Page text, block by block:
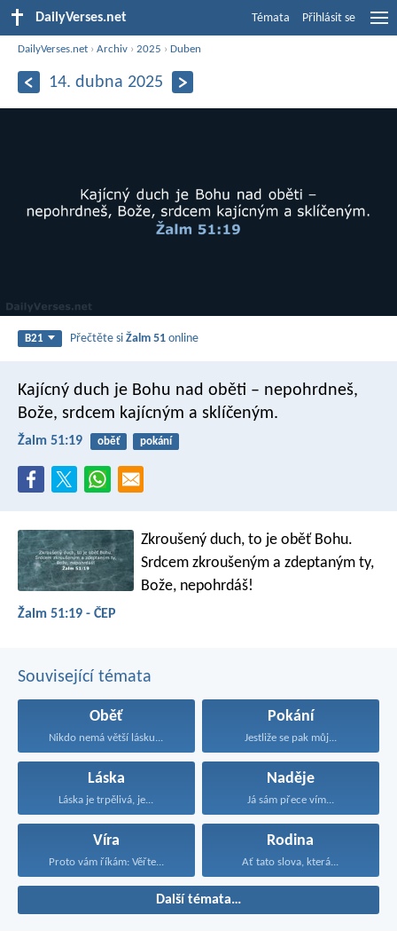
DailyVerses.net Témata Přihlásit se
DailyVerses.net ›Archiv ›2025 ›Duben
14. dubna 2025
B21 Přečtěte siŽalm 51 online
Kajícný duch je Bohu nad oběti – nepohrdneš,
Bože, srdcem kajícným a sklíčeným.
Žalm 51:19 oběť pokání
Zkroušený duch, to je oběť Bohu.
Srdcem zkroušeným a zdeptaným ty,
Bože, nepohrdáš!
Žalm 51:19 - ČEP
Související témata
Oběť
Nikdo nemá větší lásku...
Pokání
Jestliže se pak můj...
Láska
Láska je trpělivá, je...
Naděje
Já sám přece vím...
Víra
Proto vám říkám: Věřte...
Rodina
Ať tato slova, která...
Další témata…